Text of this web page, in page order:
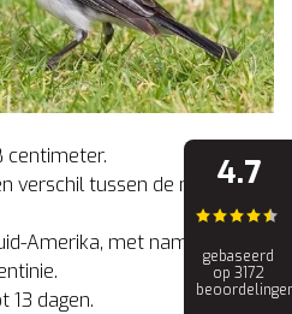
centimeter.
verschil tussen de man en de
Amerika, met name Bolivia,
13 dagen.
4.7
gebaseerd
op 3172